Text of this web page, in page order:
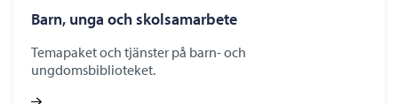
Barn, unga och skolsamarbete
Temapaket och tjänster på barn- och
ungdomsbiblioteket.